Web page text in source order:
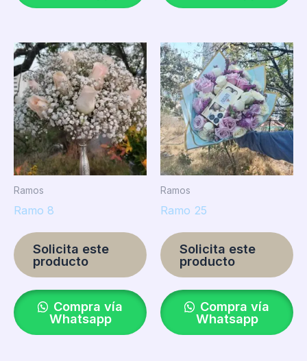
Ramos
Ramo 8
Solicita este
producto
Compra vía
Whatsapp
Ramos
Ramo 25
Solicita este
producto
Compra vía
Whatsapp